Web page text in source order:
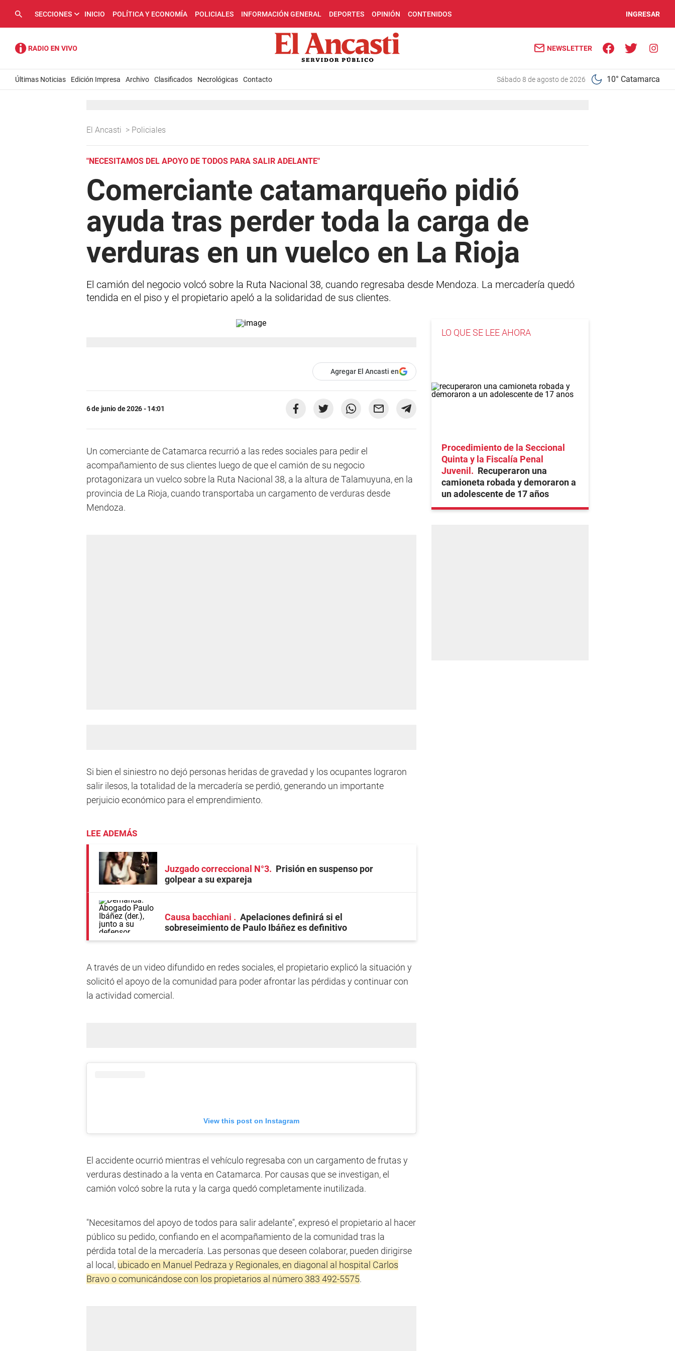
SECCIONES INICIO POLÍTICA Y ECONOMÍA POLICIALES INFORMACIÓN GENERAL DEPORTES OPINIÓN CONTENIDOS INGRESAR
NEWSLETTER
Últimas Noticias Edición Impresa Archivo Clasificados Necrológicas Contacto sábado 8 de agosto de 2026 10° Catamarca
El Ancasti > Policiales
"NECESITAMOS DEL APOYO DE TODOS PARA SALIR ADELANTE"
Comerciante catamarqueño pidió
ayuda tras perder toda la carga de
verduras en un vuelco en La Rioja
El camión del negocio volcó sobre la Ruta Nacional 38, cuando regresaba desde Mendoza. La mercadería quedó
tendida en el piso y el propietario apeló a la solidaridad de sus clientes.
Agregar El Ancasti en
6 de junio de 2026 - 14:01
Un comerciante de Catamarca recurrió a las redes sociales para pedir el
acompañamiento de sus clientes luego de que el camión de su negocio
protagonizara un vuelco sobre la Ruta Nacional 38, a la altura de Talamuyuna, en la
provincia de La Rioja, cuando transportaba un cargamento de verduras desde
Mendoza.
Si bien el siniestro no dejó personas heridas de gravedad y los ocupantes lograron
salir ilesos, la totalidad de la mercadería se perdió, generando un importante
perjuicio económico para el emprendimiento.
LEE ADEMÁS
Juzgado correccional N°3
Prisión en suspenso por
golpear a su expareja
Causa bacchiani
Apelaciones definirá si el
sobreseimiento de Paulo Ibáñez es definitivo
A través de un video difundido en redes sociales, el propietario explicó la situación y
solicitó el apoyo de la comunidad para poder afrontar las pérdidas y continuar con
la actividad comercial.
View this post on Instagram
El accidente ocurrió mientras el vehículo regresaba con un cargamento de frutas y
verduras destinado a la venta en Catamarca. Por causas que se investigan, el
camión volcó sobre la ruta y la carga quedó completamente inutilizada.
"Necesitamos del apoyo de todos para salir adelante", expresó el propietario al hacer
público su pedido, confiando en el acompañamiento de la comunidad tras la
pérdida total de la mercadería. Las personas que deseen colaborar, pueden dirigirse
al local, ubicado en Manuel Pedraza y Regionales, en diagonal al hospital Carlos
Bravo o comunicándose con los propietarios al número 383 492-5575.
LO QUE SE LEE AHORA
Procedimiento de la Seccional
Quinta y la Fiscalía Penal
Juvenil
Recuperaron una
camioneta robada y demoraron a
un adolescente de 17 años